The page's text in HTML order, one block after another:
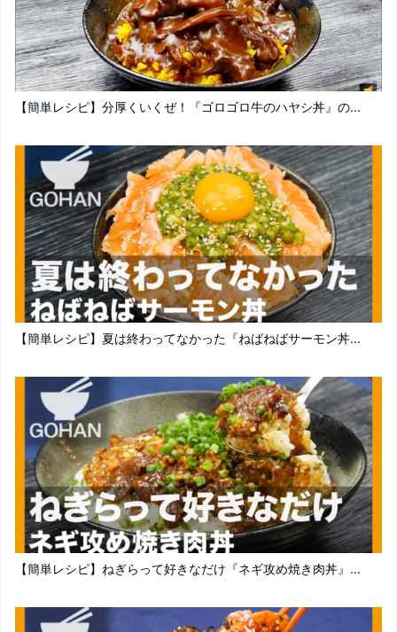
【簡単レシピ】分厚くいくぜ！『ゴロゴロ牛のハヤシ丼』の...
【簡単レシピ】夏は終わってなかった『ねばねばサーモン丼...
【簡単レシピ】ねぎらって好きなだけ『ネギ攻め焼き肉丼』...